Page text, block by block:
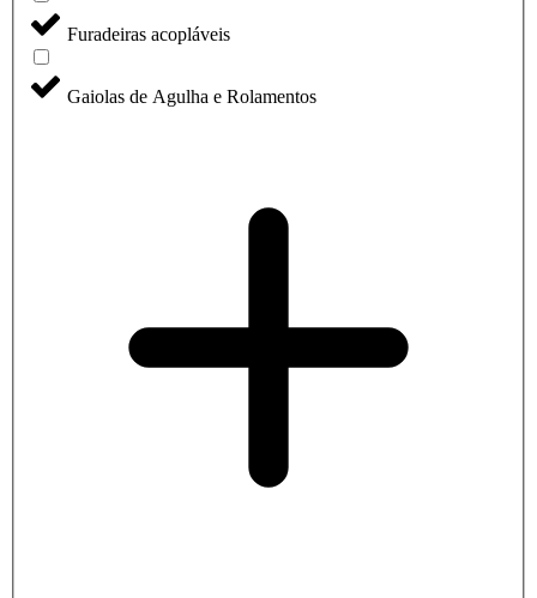
Furadeiras acopláveis
Gaiolas de Agulha e Rolamentos